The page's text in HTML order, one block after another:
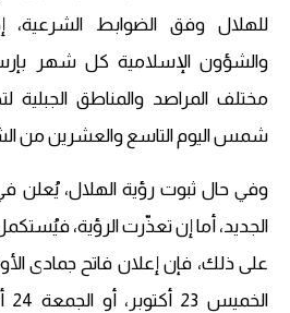
للهلال وفق الضوابط الشرعية،
والشؤون الإسلامية كل شهر
مختلف المراصد والمناطق
شمس اليوم التاسع والعشرين من
وفي حال ثبوت رؤية الهلال، يُعلن في
الجديد، أما إن تعذّرت الرؤية،